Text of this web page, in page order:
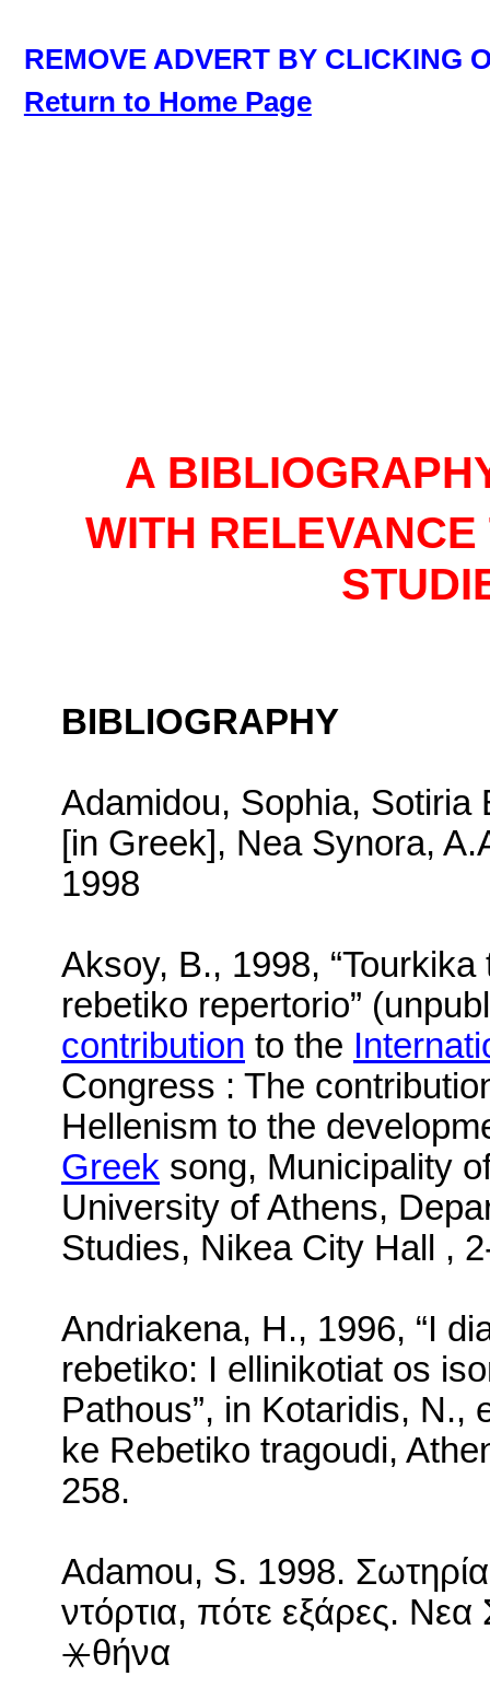
REMOVE ADVERT BY CLICKING
Return to Home Page
A
WITH
BIBLIOGRAPHY
Adamidou, Sophia, Sotiria
[in Greek], NeaSynora,
1998
Aksoy, B., 1998,
rebetiko repertorio”
contribution to the
Congress : The
Hellenism to the
Greek song, Municipality
University of Athens,
Studies, Nikea City Hall ,
Andriakena, H., 1996, “I
rebetiko: I ellinikotiat os
Pathous”, in Kotaridis, N.,
ke Rebetiko tragoudi,
258.
Adamou, S. 1998.
ντόρτια, πότε εξάρες.
⚹θήνα